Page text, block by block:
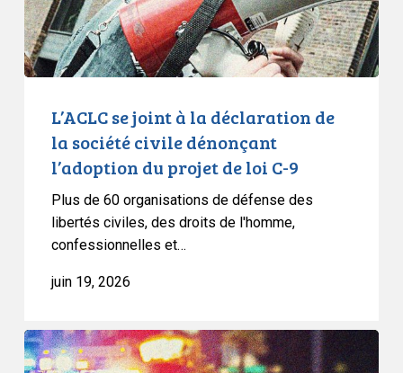
la
société
civile
projet
L’ACLC se joint à la déclaration de
la société civile dénonçant
l’adoption du projet de loi C-9
Plus de 60 organisations de défense des
libertés civiles, des droits de l'homme,
confessionnelles et…
juin 19, 2026
Le
LDL